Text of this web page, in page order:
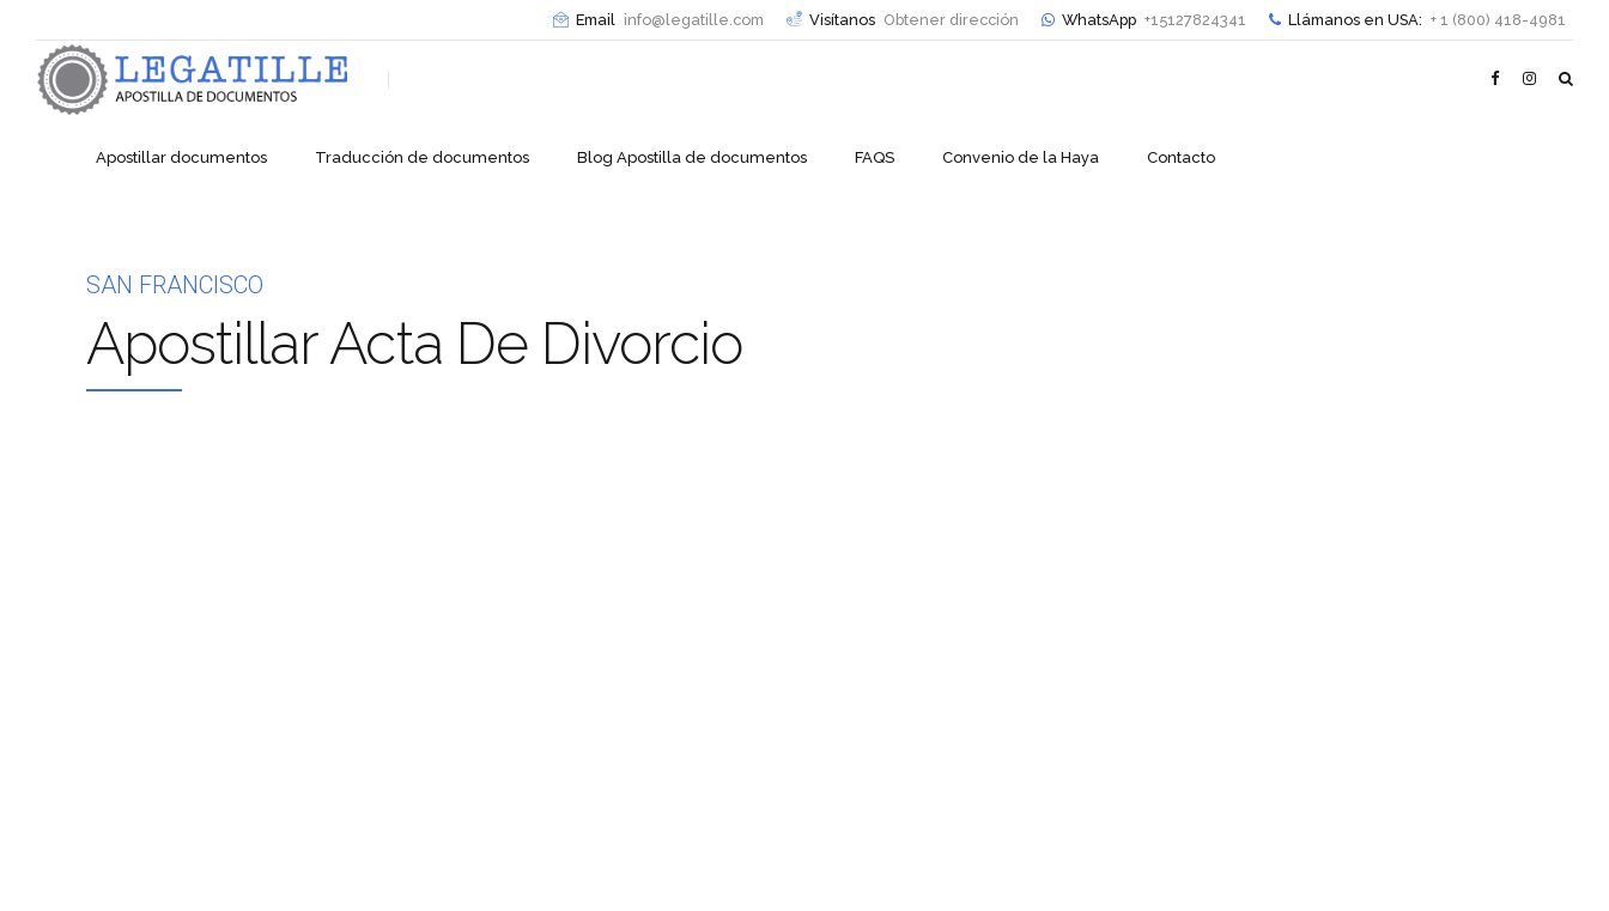
Email info@legatille.com Visítanos Obtener dirección WhatsApp +15127824341 Llámanos en USA: + 1 (800) 418-4981
Apostillar documentos Traducción de documentos Blog Apostilla de documentos FAQS Convenio de la Haya Contacto
SAN FRANCISCO
Apostillar Acta De Divorcio